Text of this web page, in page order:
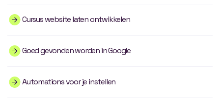
Cursus website laten ontwikkelen
Goed gevonden worden in Google
Automations voor je instellen